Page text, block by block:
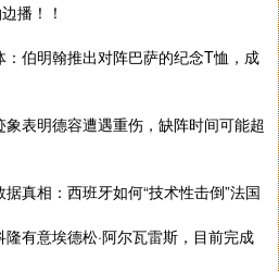
播！！
伯明翰推出对阵巴萨的纪念T恤，成
表明德容遭遇重伤，缺阵时间可能超
真相：西班牙如何“技术性击倒”法国
有意埃德松·阿尔瓦雷斯，目前完成